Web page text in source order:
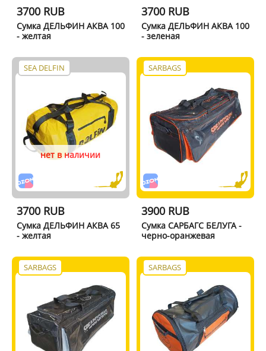
3700 RUB
Сумка ДЕЛЬФИН АКВА 100
- желтая
3700 RUB
Сумка ДЕЛЬФИН АКВА 100
- зеленая
SEA DELFIN
нет в наличии
3700 RUB
Сумка ДЕЛЬФИН АКВА 65
- желтая
SARBAGS
3900 RUB
Сумка САРБАГС БЕЛУГА -
черно-оранжевая
SARBAGS SARBAGS